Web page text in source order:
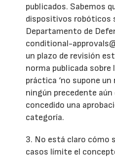
publicados. Sabemos
dispositivos robóticos
Departamento de
conditional-
un plazo de revisión
norma publicada sobre
práctica ‘no supone un
ningún precedente aún
concedido una
categoría.
3. No está claro cómo
casos límite el